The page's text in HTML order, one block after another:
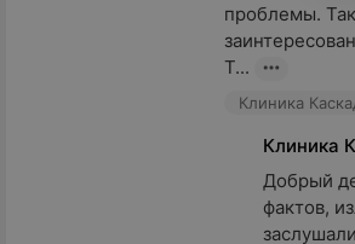
проблемы.
Т...
Клиника
Клиника
Добрый
фактов,